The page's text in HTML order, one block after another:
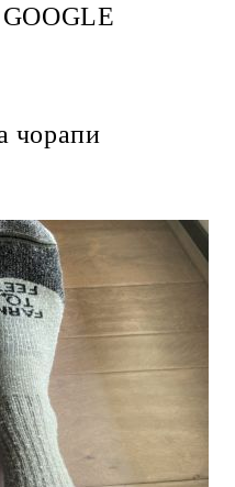
чорапи